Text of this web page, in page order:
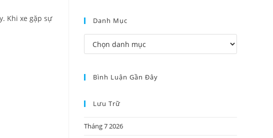
Khi xe gặp sự
Danh Mục
Bình Luận Gần Đây
Lưu Trữ
Tháng 7 2026